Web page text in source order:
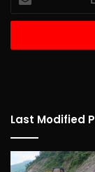
your
Email
Last Modified